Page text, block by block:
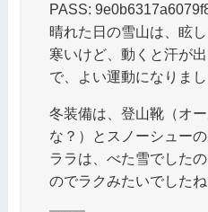
PASS:
晴れた日の雪山は、眩し
寒いけど、動くと汗が
で、よい運動になりまし
冬装備は、登山靴（オ
な？）とスノーシューの
ララは、べた雪でした
のでラクみたいでしたね